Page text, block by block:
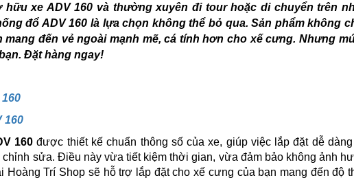
hữu xe ADV 160 và thường xuyên đi tour hoặc di chuyển trên
đổ ADV 160 là lựa chọn không thể bỏ qua. Sản phẩm không
mang đến vẻ ngoài mạnh mẽ, cá tính hơn cho xế cưng. Nhưng
Đặt hàng ngay!
160
160 được thiết kế chuẩn thông số của xe, giúp việc lắp đặt dễ
chỉnh sửa. Điều này vừa tiết kiệm thời gian, vừa đảm bảo không ảnh
Hoàng Trí Shop sẽ hỗ trợ lắp đặt cho xế cưng của bạn mang đến độ